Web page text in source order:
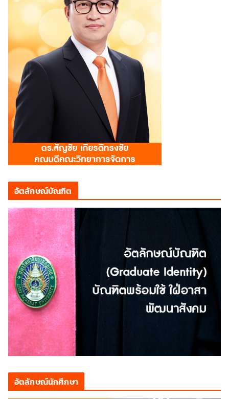
อัตลักษณ์บัณฑิต
อัตลักษณ์นักศึกษา